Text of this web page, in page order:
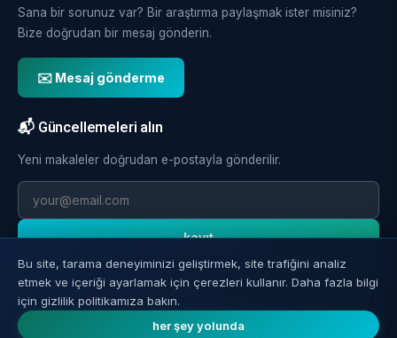
Sana bir sorunuz var? Bir araştırma paylaşmak ister misiniz?
Bize doğrudan bir mesaj gönderin.
✉️ Mesaj gönderme
📬 Güncellemeleri alın
Yeni makaleler doğrudan e-postayla gönderilir.
kayıt
Bu site, tarama deneyiminizi geliştirmek, site trafiğini analiz
etmek ve içeriği ayarlamak için çerezleri kullanır. Daha fazla bilgi
için gizlilik politikamıza bakın.
her şey yolunda